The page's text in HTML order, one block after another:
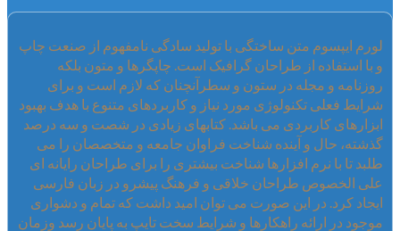
لورم ایپسوم متن ساختگی با تولید سادگی نامفهوم از صنعت چاپ
و با استفاده از طراحان گرافیک است. چاپگرها و متون بلکه
روزنامه و مجله در ستون و سطرآنچنان که لازم است و برای
شرایط فعلی تکنولوژی مورد نیاز و کاربردهای متنوع با هدف بهبود
ابزارهای کاربردی می باشد. کتابهای زیادی در شصت و سه درصد
گذشته، حال و آینده شناخت فراوان جامعه و متخصصان را می
طلبد تا با نرم افزارها شناخت بیشتری را برای طراحان رایانه ای
علی الخصوص طراحان خلاقی و فرهنگ پیشرو در زبان فارسی
ایجاد کرد. در این صورت می توان امید داشت که تمام و دشواری
موجود در ارائه راهکارها و شرایط سخت تایپ به پایان رسد وزمان